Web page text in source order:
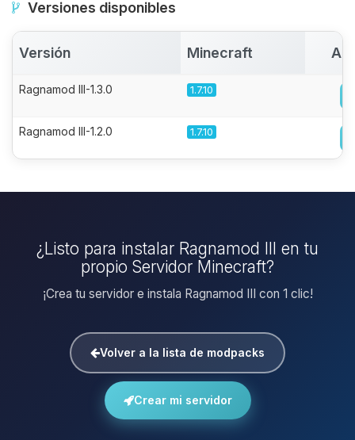
Versiones disponibles
Versión Minecraft
Ragnamod III-1.3.0 1.7.10
Ragnamod III-1.2.0 1.7.10
¿Listo para instalar Ragnamod III en tu
propio Servidor Minecraft?
¡Crea tu servidor e instala Ragnamod III con 1 clic!
Volver a la lista de modpacks
Crear mi servidor